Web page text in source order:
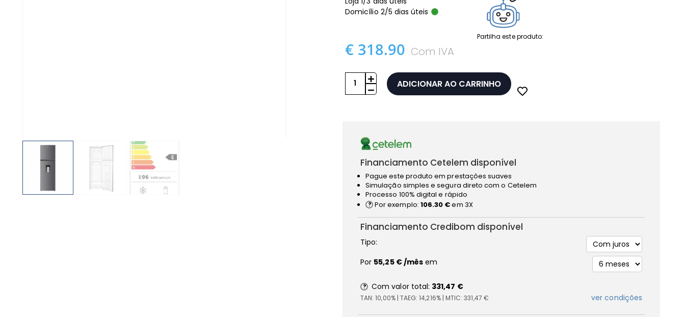
Domicílio 2/5 dias úteis
Partilha este produto:
€ 318.90 Com IVA
ADICIONAR AO CARRINHO
Financiamento Cetelem disponível
Pague este produto em prestações suaves
Simulação simples e segura direto com o Cetelem
Processo 100% digital e rápido
Por exemplo: 106.30 €em 3X
Financiamento Credibom disponível
Tipo:
Por 55,25 €/mês em
Com valor total: 331,47 €
TAN:10,00%| TAEG:14,216%| MTIC:331,47 € ver condições